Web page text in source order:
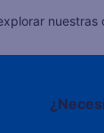
nuestras